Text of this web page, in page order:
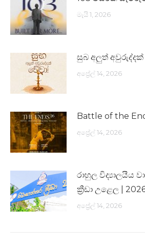
මැයි 1, 2026
සුබ අලුත් අවුරුද්දක්
අප්‍රේල් 14, 2026
Battle of the
අප්‍රේල් 14, 2026
රාහුල විද්‍යාලයීය
ක්‍රීඩා උළෙල |
අප්‍රේල් 14, 2026